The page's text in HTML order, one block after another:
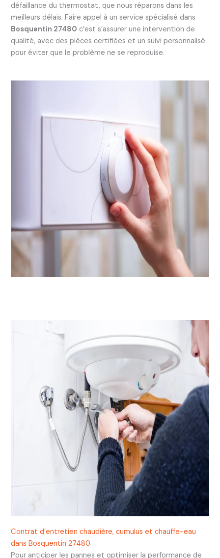
défaillance du thermostat, que nous réparons dans les
meilleurs délais. Faire appel à un service spécialisé dans
Bosquentin 27480 c’est s’assurer une intervention de
qualité, avec des pièces certifiées et un suivi personnalisé
pour éviter que le problème ne se reproduise.
Contrat d’entretien chaudière, cumulus et chauffe-eau
dans Bosquentin 27480
Pour anticiper les pannes et optimiser la performance de